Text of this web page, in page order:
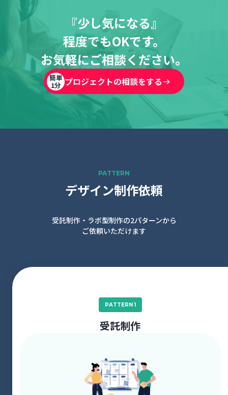
『少し気になる』
程度でもOKです。
お気軽にご相談ください。
簡単
1分 プロジェクトの相談をする
PATTERN
デザイン制作依頼
受託制作・ラボ型制作の2パターンから
ご依頼いただけます
PATTERN 1
受託制作